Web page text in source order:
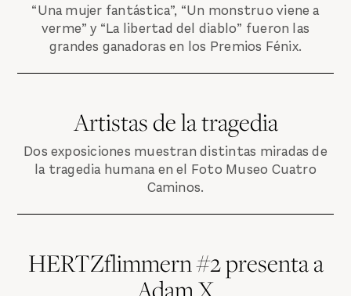
“Una mujer fantástica”, “Un monstruo viene a
verme” y “La libertad del diablo” fueron las
grandes ganadoras en los Premios Fénix.
Artistas de la tragedia
Dos exposiciones muestran distintas miradas de
la tragedia humana en el Foto Museo Cuatro
Caminos.
HERTZflimmern #2 presenta a
Adam X